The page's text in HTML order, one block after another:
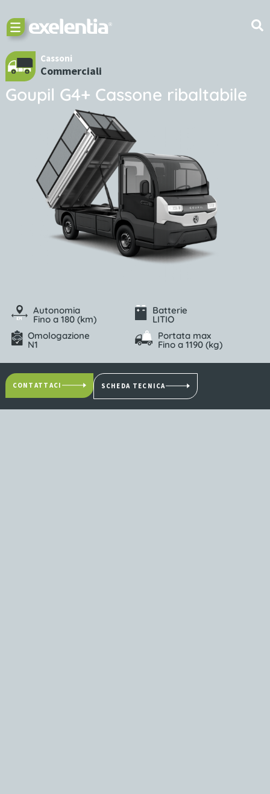
Cassoni
Commerciali
Goupil G4+ Cassone ribaltabile
Autonomia
Fino a 180 (km)
Batterie
LITIO
Omologazione
N1
Portata max
Fino a 1190 (kg)
CONTATTACI SCHEDA TECNICA